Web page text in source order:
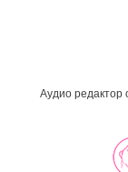
Аудио редактор